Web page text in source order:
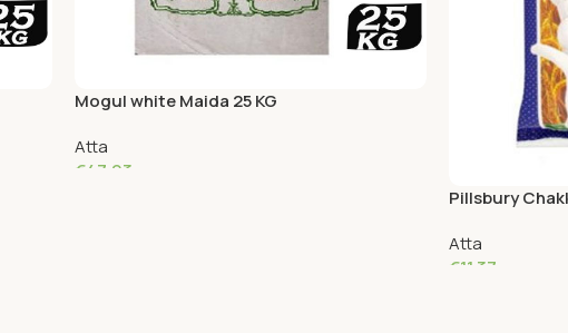
Mogul white Maida 25 KG
Atta
€47.93
Pillsbury
Atta
€11.37